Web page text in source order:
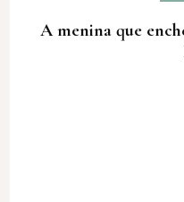
A menina que